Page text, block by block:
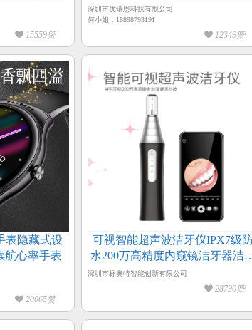
15559赞
深圳市优瑞恩科技有限公司
何小姐：18898793191
12349赞
表隐藏式设
航心率手表
20065赞
可视智能超声波洁牙仪IPX7级
水200万高精度内窥镜洁牙器洁
仪
深圳市标奥特智能创新有限公司
28790赞